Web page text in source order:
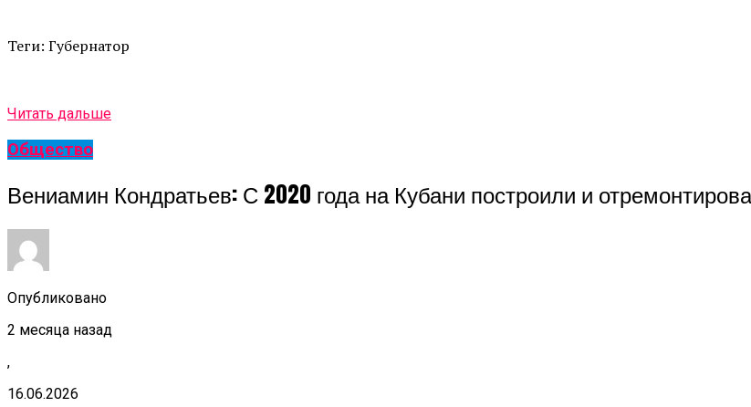
Теги: Губернатор
Читать дальше
Общество
Вениамин Кондратьев: С 2020 года на Кубани построили и
Опубликовано
2 месяца назад
,
16.06.2026